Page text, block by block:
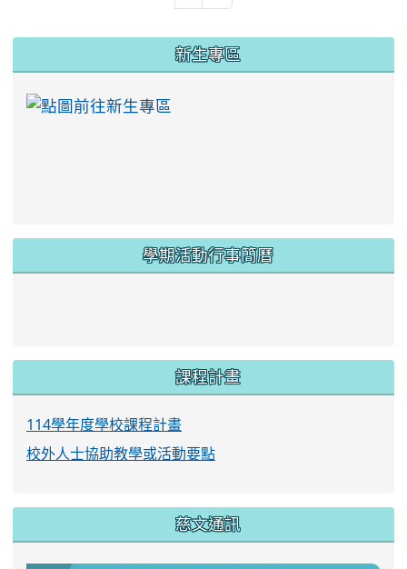
新生專區
學期活動行事簡曆
課程計畫
114學年度學校課程計畫
校外人士協助教學或活動要點
慈文通訊